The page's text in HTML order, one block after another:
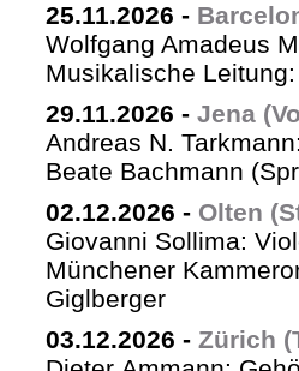
25.11.2026 -
Wolfgang Amadeus
Musikalische
29.11.2026 - Jena
Andreas N.
Beate Bachmann
02.12.2026 - Olten
Giovanni Sollima:
Münchener
Giglberger
03.12.2026 - Zürich